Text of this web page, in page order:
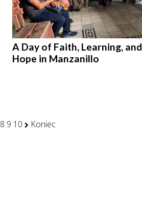
A Day of Faith, Learning, and
Hope in Manzanillo
8 9 10 Koniec